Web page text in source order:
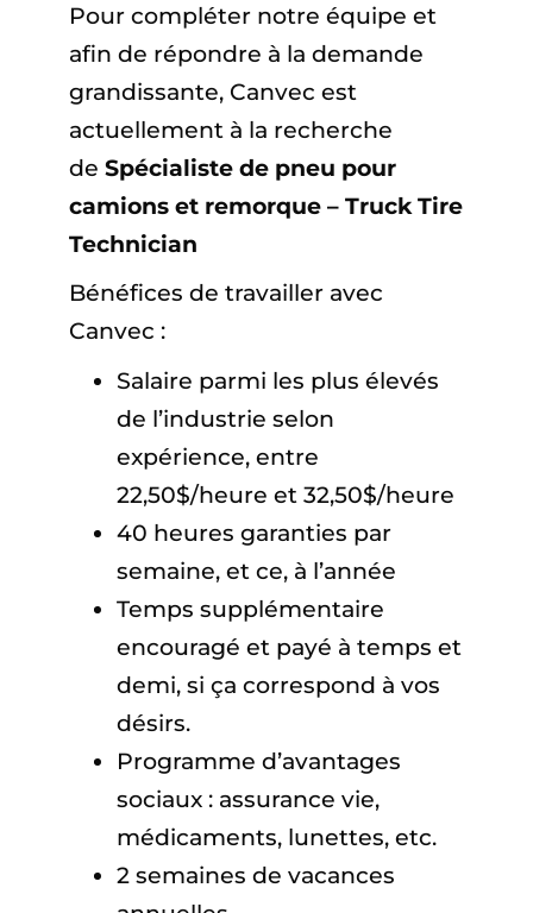
Pour compléter notre équipe et
afin de répondre à la demande
grandissante, Canvec est
actuellement à la recherche
de Spécialiste de pneu pour
camions et remorque – Truck Tire
Technician
Bénéfices de travailler avec
Canvec :
Salaire parmi les plus élevés
de l’industrie selon
expérience, entre
22,50$/heure et 32,50$/heure
40 heures garanties par
semaine, et ce, à l’année
Temps supplémentaire
encouragé et payé à temps et
demi, si ça correspond à vos
désirs.
Programme d’avantages
sociaux : assurance vie,
médicaments, lunettes, etc.
2 semaines de vacances